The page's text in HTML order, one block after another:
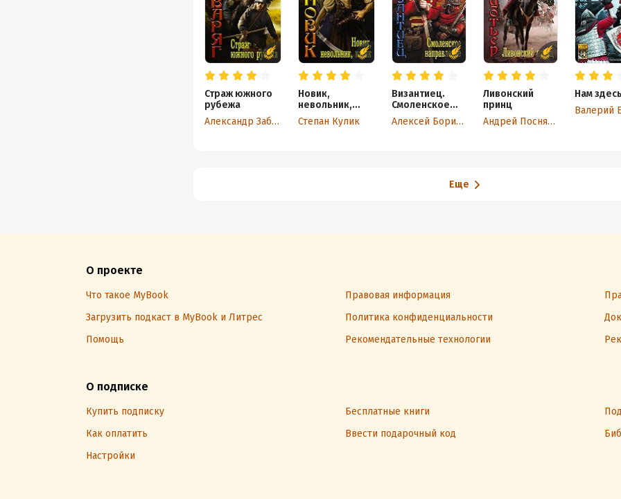
Страж южного
рубежа
Александр Забусов
Новик,
невольник,
казак
Степан Кулик
Византиец.
Смоленское
направление
Алексей Борисов
Ливонский
принц
Андрей Посняков
Нам
Еще
О проекте
Что такое MyBook Правовая информация
Загрузить подкаст в MyBook и Литрес
Политика конфиденциальности
Помощь
Рекомендательные технологии
О подписке
Купить подписку Бесплатные книги
Как оплатить
Ввести подарочный код
Настройки